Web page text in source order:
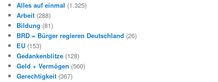
Alles auf einmal (1.325)
Arbeit (288)
Bildung (81)
BRD = Bürger regieren Deutschland (26)
EU (153)
Gedankenblitze (128)
Geld + Vermögen (560)
Gerechtigkeit (367)